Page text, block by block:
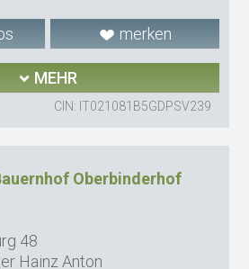
merken
MEHR
CIN: IT021081B5GDPSV239
Oberbinderhof
48
Hainz Anton